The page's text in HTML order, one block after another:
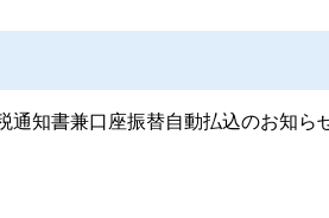
通知書兼口座振替自動払込のお知ら